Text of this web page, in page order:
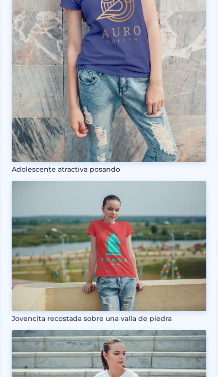
Adolescente atractiva posando
Jovencita recostada sobre una valla de piedra